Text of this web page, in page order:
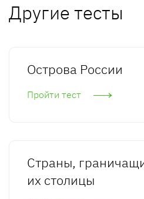
Другие тесты
Острова России
Пройти тест
Страны,
их столицы